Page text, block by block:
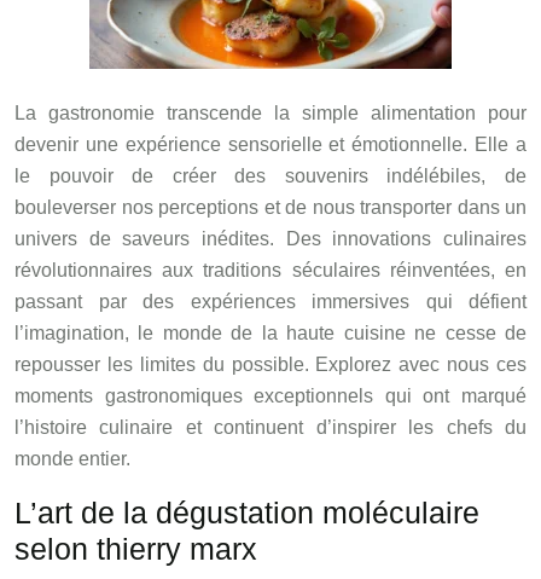
La gastronomie transcende la simple alimentation pour
devenir une expérience sensorielle et émotionnelle. Elle a
le pouvoir de créer des souvenirs indélébiles, de
bouleverser nos perceptions et de nous transporter dans un
univers de saveurs inédites. Des innovations culinaires
révolutionnaires aux traditions séculaires réinventées, en
passant par des expériences immersives qui défient
l’imagination, le monde de la haute cuisine ne cesse de
repousser les limites du possible. Explorez avec nous ces
moments gastronomiques exceptionnels qui ont marqué
l’histoire culinaire et continuent d’inspirer les chefs du
monde entier.
L’art de la dégustation moléculaire
selon thierry marx